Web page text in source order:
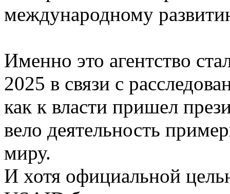
международному
Именно это агентство
2025 в связи с
как к власти пришел
вело деятельность
миру.
И хотя официальной